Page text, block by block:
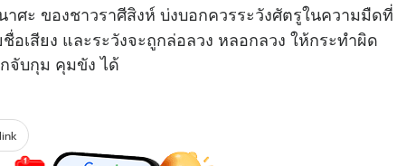
าศะ ของชาวราศีสิงห์ บ่งบอกควรระวังศัตรูในความมืดที่
อเสียง และระวังจะถูกล่อลวง หลอกลวง ให้กระทำผิด
จับกุม คุมขัง ได้